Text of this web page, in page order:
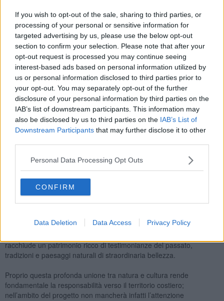
If you wish to opt-out of the sale, sharing to third parties, or
processing of your personal or sensitive information for
targeted advertising by us, please use the below opt-out
section to confirm your selection. Please note that after your
opt-out request is processed you may continue seeing
interest-based ads based on personal information utilized by
us or personal information disclosed to third parties prior to
your opt-out. You may separately opt-out of the further
disclosure of your personal information by third parties on the
IAB’s list of downstream participants. This information may
also be disclosed by us to third parties on the IAB’s List of
Downstream Participants that may further disclose it to other
Personal Data Processing Opt Outs
CONFIRM
Data Deletion Data Access Privacy Policy
promozione della ricchezza culturale, turistica e produttiva del
sistema Paese, capace di connettere identità, patrimonio e
prospettive future lungo l’intero sistema costiero italiano. I suoi
percorsi e le rotte sono tracciati per enfatizzare la rete dei fari
italiani, nei limiti delle percorrenze e, per ulteriore visibilità, ciascuna
delle barche partecipanti ha il nome di un Faro.
In questo contesto,l’Isola d’Elba custodisce il suggestivo Faro
di Punta Polveraia,che domina l’omonimo promontorio
all’estremità occidentale dell’Isola, affacciandosi sulle acque del
Canale di Corsica. Questo storico presidio della navigazione
rappresenta uno dei 21 fari valorizzati da Difesa Servizi nell’ambito
del progetto “Valore Paese Italia – Fari”.
Cinquecento e un mare turchese, incanta per il suo profondo
legame con il mare, che da secoli ne plasma storia, cultura e
identità. Il suggestivo porto racconta un passato ricco di commerci,
navigazioni e tradizioni marinare, mentre le antiche fortificazioni
racchiude un patrimonio ricco di testimonianze del passato,
tradizioni e paesaggi naturali di straordinaria bellezza.
Proprio questa profonda unione tra natura e cultura rende
fondamentale la responsabilità verso il territorio costiero;
nell’ambito del progetto non mancherà infatti l’attenzione